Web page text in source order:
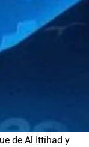
de Al Ittihad y